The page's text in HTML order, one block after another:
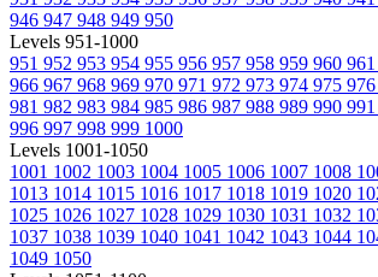
946 947 948 949 950
Levels 951-1000
951 952 953 954 955 956 957 958 959 960 961
966 967 968 969 970 971 972 973 974 975 976
981 982 983 984 985 986 987 988 989 990 991
996 997 998 999 1000
Levels 1001-1050
1001 1002 1003 1004 1005 1006 1007 1008
1013 1014 1015 1016 1017 1018 1019 1020
1025 1026 1027 1028 1029 1030 1031 1032
1037 1038 1039 1040 1041 1042 1043 1044
1049 1050